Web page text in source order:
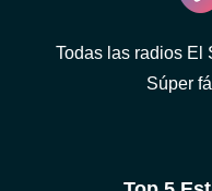
Todas las radios El
Súper